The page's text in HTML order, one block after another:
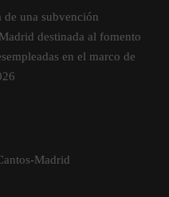
de una subvención
destinada al fomento
en el marco de
Madrid